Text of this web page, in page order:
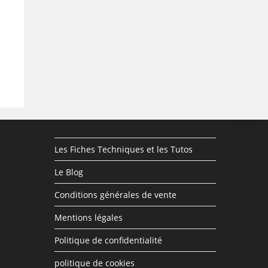
Les Fiches Techniques et les Tutos
Le Blog
Conditions générales de vente
Mentions légales
Politique de confidentialité
politique de cookies